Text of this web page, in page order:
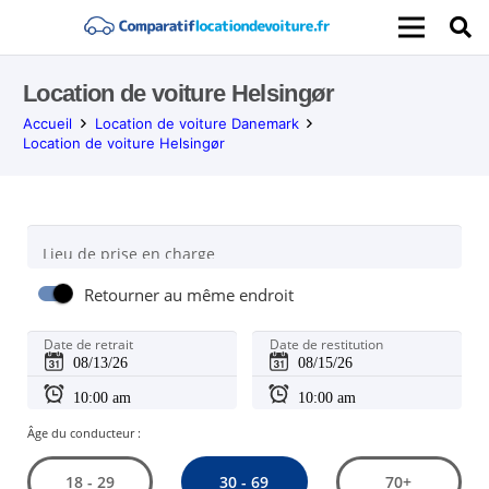
Location de voiture Helsingør
Accueil
Location de voiture Danemark
Location de voiture Helsingør
Lieu de prise en charge
Retourner au même endroit
Date de retrait Date de restitution
Âge du conducteur :
18 - 29 30 - 69 70+